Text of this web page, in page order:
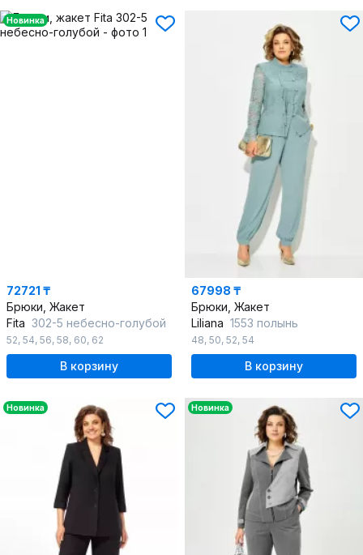
Новинка
72721 ₸
Брюки, Жакет
Fita 302-5 небесно-голубой
52, 54, 56, 58, 60, 62
В корзину
67998 ₸
Брюки, Жакет
Liliana 1553 полынь
48, 50, 52, 54
В корзину
Новинка Новинка